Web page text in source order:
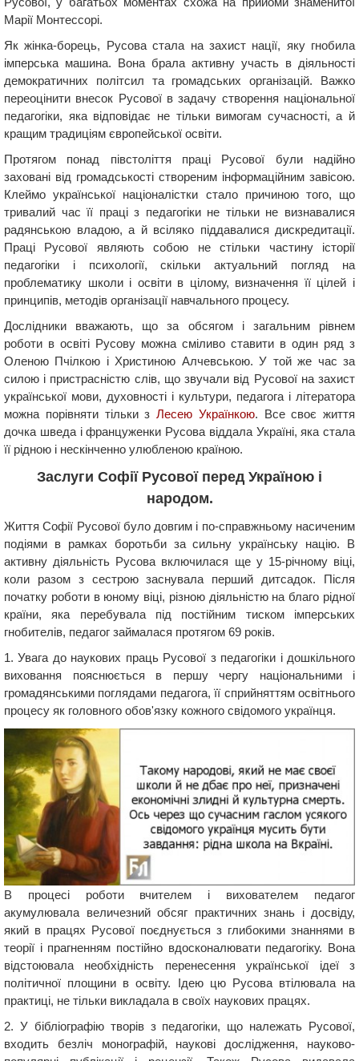
Марії Монтессорі.
Як жінка-борець, Русова стала на захист нації, яку гнобила
імперська машина. Вона брала активну участь в діяльності
демократичних політсил та громадських організацій. Важко
переоцінити внесок Русової в задачу створення національної
педагогіки, яка відповідає не тільки вимогам сучасності, а й
кращим традиціям європейської освіти.
Протягом понад півстоліття праці Русової були надійно
заховані від громадськості створеним інформаційним завісою.
Клеймо української націоналістки стало причиною того, що
тривалий час її праці з педагогіки не тільки не визнавалися
радянською владою, а й всіляко піддавалися дискредитації.
Праці Русової являють собою не стільки частину історії
педагогіки і психології, скільки актуальний погляд на
проблематику школи і освіти в цілому, визначення її цілей і
принципів, методів організації навчального процесу.
Дослідники вважають, що за обсягом і загальним рівнем
роботи в освіті Русову можна сміливо ставити в один ряд з
Оленою Пчілкою і Христиною Алчевською. У той же час за
силою і пристрасністю слів, що звучали від Русової на захист
української мови, духовності і культури, педагога і літератора
можна порівняти тільки з Лесею Українкою. Все своє життя
дочка шведа і француженки Русова віддала Україні, яка стала
її рідною і нескінченно улюбленою країною.
Заслуги Софії Русової перед Україною і
народом.
Життя Софії Русової було довгим і по-справжньому насиченим
подіями в рамках боротьби за сильну українську націю. В
активну діяльність Русова включилася ще у 15-річному віці,
коли разом з сестрою заснувала перший дитсадок. Після
початку роботи в юному віці, різною діяльністю на благо рідної
країни, яка перебувала під постійним тиском імперських
гнобителів, педагог займалася протягом 69 років.
1. Увага до наукових праць Русової з педагогіки і дошкільного
виховання пояснюється в першу чергу національними і
громадянськими поглядами педагога, її сприйняттям освітнього
процесу як головного обов'язку кожного свідомого українця.
В процесі роботи вчителем і вихователем педагог
акумулювала величезний обсяг практичних знань і досвіду,
який в працях Русової поєднується з глибокими знаннями в
теорії і прагненням постійно вдосконалювати педагогіку. Вона
відстоювала необхідність перенесення української ідеї з
політичної площини в освіту. Ідею цю Русова втілювала на
практиці, не тільки викладала в своїх наукових працях.
2. У бібліографію творів з педагогіки, що належать Русової,
входить безліч монографій, наукові дослідження, науково-